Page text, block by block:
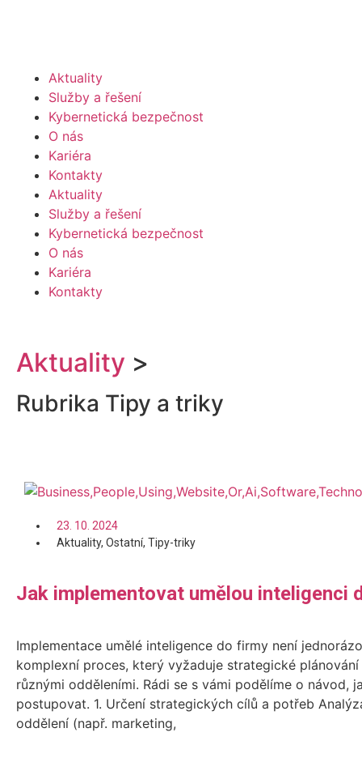
Aktuality
Služby a řešení
Kybernetická bezpečnost
O nás
Kariéra
Kontakty
Aktuality
Služby a řešení
Kybernetická bezpečnost
O nás
Kariéra
Kontakty
Aktuality >
Rubrika Tipy a triky
23. 10. 2024
Aktuality, Ostatní, Tipy-triky
Jak implementovat umělou inteligenci
Implementace umělé inteligence do firmy není
komplexní proces, který vyžaduje strategické
různými odděleními. Rádi se s vámi podělíme o návod,
postupovat. 1. Určení strategických cílů a potřeb
oddělení (např. marketing,